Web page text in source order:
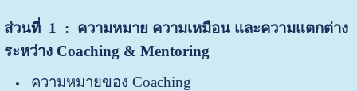
ส่วนที่ 1 : ความหมาย ความเหมือน และความแตกต่าง
ระหว่าง Coaching & Mentoring
ความหมายของ Coaching